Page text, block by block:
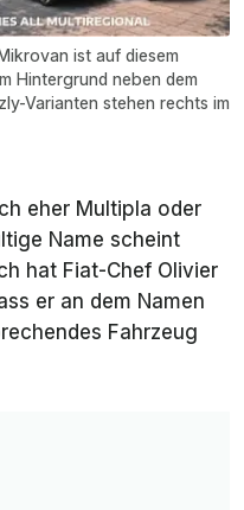
ist auf diesem
Hintergrund neben dem
Varianten stehen rechts im
eher Multipla oder
Name scheint
hat Fiat-Chef Olivier
er an dem Namen
Fahrzeug